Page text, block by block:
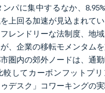
パに集中するなか、
上回る加速が見込まれて
レンドリーな法制度、地
、企業の移転モメンタム
圏内の郊外ノードは、通
較してカーボンフットプ
デスク」コワーキングの